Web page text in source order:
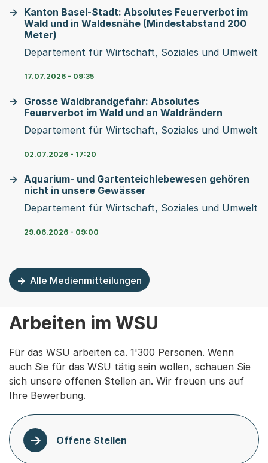
Kanton Basel-Stadt: Absolutes Feuerverbot im
Wald und in Waldesnähe (Mindestabstand 200
Meter)
Departement für Wirtschaft, Soziales und Umwelt
17.07.2026 - 09:35
Grosse Waldbrandgefahr: Absolutes
Feuerverbot im Wald und an Waldrändern
Departement für Wirtschaft, Soziales und Umwelt
02.07.2026 - 17:20
Aquarium- und Gartenteichlebewesen gehören
nicht in unsere Gewässer
Departement für Wirtschaft, Soziales und Umwelt
29.06.2026 - 09:00
Alle Medienmitteilungen
Arbeiten im WSU
Für das WSU arbeiten ca. 1'300 Personen. Wenn
auch Sie für das WSU tätig sein wollen, schauen Sie
sich unsere offenen Stellen an. Wir freuen uns auf
Ihre Bewerbung.
Offene Stellen